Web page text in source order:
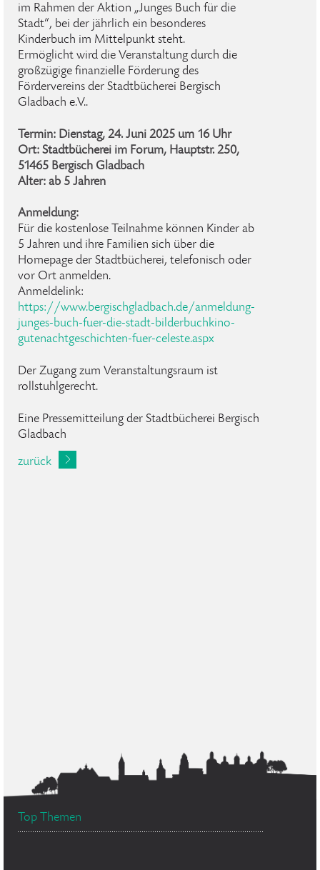
im Rahmen der Aktion „Junges Buch für die
Stadt“, bei der jährlich ein besonderes
Kinderbuch im Mittelpunkt steht.
Ermöglicht wird die Veranstaltung durch die
großzügige finanzielle Förderung des
Fördervereins der Stadtbücherei Bergisch
Gladbach e.V..
Termin: Dienstag, 24. Juni 2025 um 16 Uhr
Ort: Stadtbücherei im Forum, Hauptstr. 250,
51465 Bergisch Gladbach
Alter: ab 5 Jahren
Anmeldung:
Für die kostenlose Teilnahme können Kinder ab
5 Jahren und ihre Familien sich über die
Homepage der Stadtbücherei, telefonisch oder
vor Ort anmelden.
Anmeldelink:
https://www.bergischgladbach.de/anmeldung-
junges-buch-fuer-die-stadt-bilderbuchkino-
gutenachtgeschichten-fuer-celeste.aspx
Der Zugang zum Veranstaltungsraum ist
rollstuhlgerecht.
Eine Pressemitteilung der Stadtbücherei Bergisch
Gladbach
zurück
Top Themen